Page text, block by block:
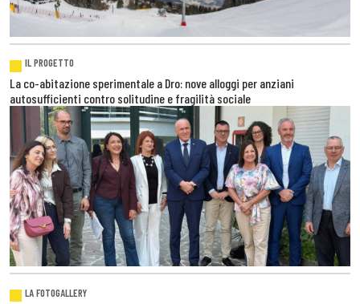
IL PROGETTO
La co-abitazione sperimentale a Dro: nove alloggi per anziani
autosufficienti contro solitudine e fragilità sociale
LA FOTOGALLERY